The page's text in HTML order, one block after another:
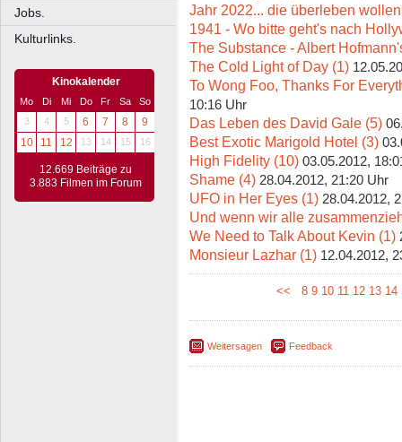
Jobs.
Kulturlinks.
Kinokalender
Mo Di Mi Do Fr Sa
So
3
4 5 6 7 8
9
10
11 12 13 14 15 16
12.669 Beiträge zu
3.883 Filmen im Forum
Jahr 2022... die überleben
1941 - Wo bitte geht's nach
The Substance - Albert
The Cold Light of Day (1)
To Wong Foo, Thanks For
10:16 Uhr
Das Leben des David Gale (5)
Best Exotic Marigold Hotel (3)
High Fidelity (10) 03.05.2012,
Shame (4) 28.04.2012, 21:20 Uhr
UFO in Her Eyes (1) 28.04.2012,
Und wenn wir alle
We Need to Talk About Kevin (1)
Monsieur Lazhar (1) 12.04.2012,
<< 8 9 10 11 12 13 14
Weitersagen Feedback